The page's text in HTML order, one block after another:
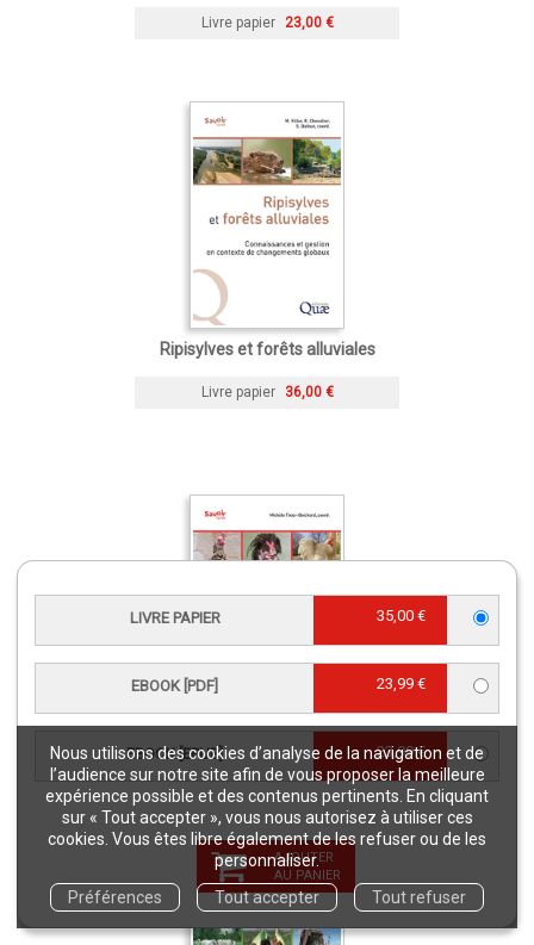
Nous utilisons des cookies d’analyse de la navigation et de
l’audience sur notre site afin de vous proposer la meilleure
expérience possible et des contenus pertinents. En cliquant
sur « Tout accepter », vous nous autorisez à utiliser ces
cookies. Vous êtes libre également de les refuser ou de les
personnaliser.
Préférences
Tout accepter Tout refuser
LIVRE PAPIER 35,00 €
EBOOK [PDF] 23,99 €
EBOOK [EPUB] 23,99 €
AJOUTER
AU PANIER
Livre papier 23,00 €
Ripisylves et forêts alluviales
Livre papier 36,00 €
Les poules
Livre papier 25,00 €